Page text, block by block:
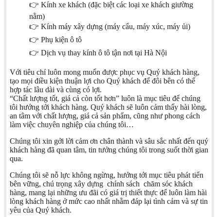
👉 Kính xe khách (đặc biệt các loại xe khách giường
nằm)
👉 Kính máy xây dựng (máy cẩu, máy xúc, máy ủi)
👉 Phụ kiện ô tô
👉 Dịch vụ thay kính ô tô tận nơi tại Hà Nội
Với tiêu chí luôn mong muốn được phục vụ Quý khách hàng,
tạo mọi điều kiện thuận lợi cho Quý khách để đôi bên có thể
hợp tác lâu dài và cùng có lợi.
“Chất lượng tốt, giá cả còn tốt hơn” luôn là mục tiêu để chúng
tôi hướng tới khách hàng. Quý khách sẽ luôn cảm thấy hài lòng,
an tâm với chất lượng, giá cả sản phẩm, cũng như phong cách
làm việc chuyên nghiệp của chúng tôi…
Chúng tôi xin gởi lời cảm ơn chân thành và sâu sắc nhất đến quý
khách hàng đã quan tâm, tin tưởng chúng tôi trong suốt thời gian
qua.
Chúng tôi sẽ nỗ lực không ngừng, hướng tới mục tiêu phát tiển
bên vững, chú trọng xây dựng chính sách chăm sóc khách
hàng, mang lại những ưu đãi có giá trị thiết thực để luôn làm hài
lòng khách hàng ở mức cao nhất nhằm đáp lại tình cảm và sự tin
yêu của Quý khách.